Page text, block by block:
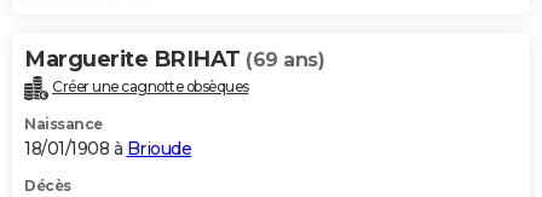
Marguerite BRIHAT (69 ans)
Créer une cagnotte obsèques
Naissance
18/01/1908 à Brioude
Décès